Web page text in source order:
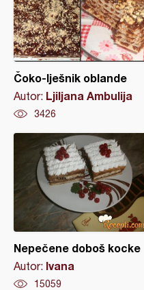
Čoko-lješnik oblande
Autor: Ljiljana Ambulija
3426
Nepečene doboš kocke
Autor: Ivana
15059